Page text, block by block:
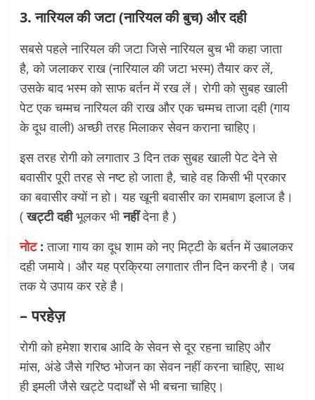
3. नारियल की जटा (नारियल की बुच) और दही
सबसे पहले नारियल की जटा जिसे नारियल बुच भी कहा जाता
है, को जलाकर राख (नारियाल की जटा भस्म) तैयार कर लें,
उसके बाद भस्म को साफ बर्तन में रख लें। रोगी को सुबह खाली
पेट एक चम्मच नारियल की राख और एक चम्मच ताजा दही (गाय
के दूध वाली) अच्छी तरह मिलाकर सेवन कराना चाहिए।
इस तरह रोगी को लगातार 3 दिन तक सुबह खाली पेट देने से
बवासीर पूरी तरह से नष्ट हो जाता है, चाहे वह किसी भी प्रकार
का बवासीर क्यों न हो। यह खूनी बवासीर का रामबाण इलाज है।
(खट्टी दहीभूलकर भीनहींदेना है )
नोट:ताजा गाय का दूध शाम को नए मिट्टी के बर्तन में उबालकर
दही जमाये। और यह प्रक्रिया लगातार तीन दिन करनी है। जब
तक ये उपाय कर रहे है।
– परहेज़
रोगी को हमेशा शराब आदि के सेवन से दूर रहना चाहिए और
मांस, अंडे जैसे गरिष्ठ भोजन का सेवन नहीं करना चाहिए, साथ
ही इमली जैसे खट्टे पदार्थों से भी बचना चाहिए।